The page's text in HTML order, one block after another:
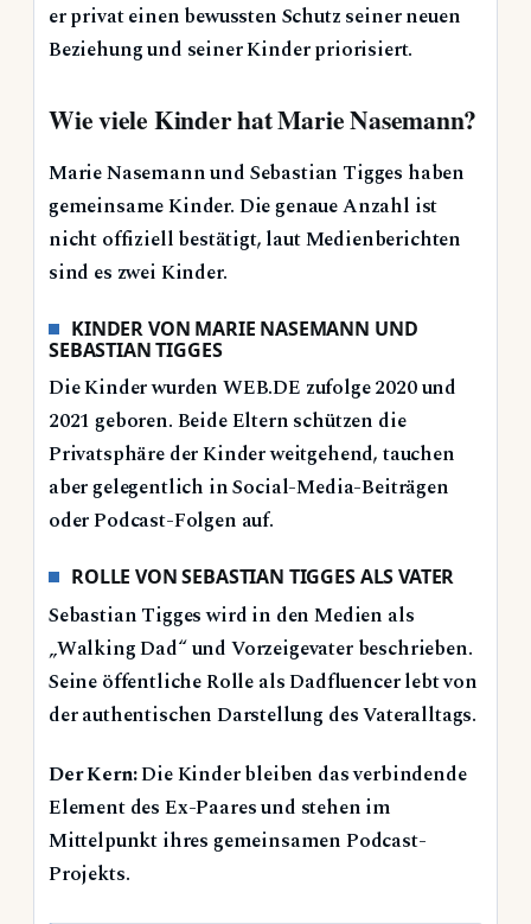
er privat einen bewussten Schutz seiner neuen
Beziehung und seiner Kinder priorisiert.
Wie viele Kinder hat Marie Nasemann?
Marie Nasemann und Sebastian Tigges haben
gemeinsame Kinder. Die genaue Anzahl ist
nicht offiziell bestätigt, laut Medienberichten
sind es zwei Kinder.
KINDER VON MARIE NASEMANN UND
SEBASTIAN TIGGES
Die Kinder wurden WEB.DE zufolge 2020 und
2021 geboren. Beide Eltern schützen die
Privatsphäre der Kinder weitgehend, tauchen
aber gelegentlich in Social-Media-Beiträgen
oder Podcast-Folgen auf.
ROLLE VON SEBASTIAN TIGGES ALS VATER
Sebastian Tigges wird in den Medien als
„Walking Dad“ und Vorzeigevater beschrieben.
Seine öffentliche Rolle als Dadfluencer lebt von
der authentischen Darstellung des Vateralltags.
Der Kern:Die Kinder bleiben das verbindende
Element des Ex-Paares und stehen im
Mittelpunkt ihres gemeinsamen Podcast-
Projekts.